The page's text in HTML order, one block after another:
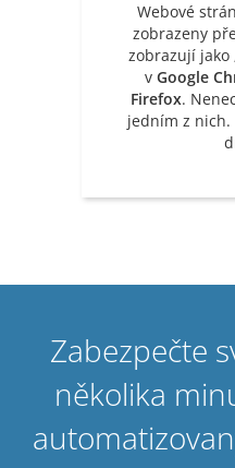
Webové
zobrazeny
zobrazují jako
v Google
Firefox.
jedním z nich.
Zabezpečte
několika